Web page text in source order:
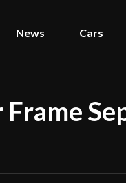
News Cars
Frame